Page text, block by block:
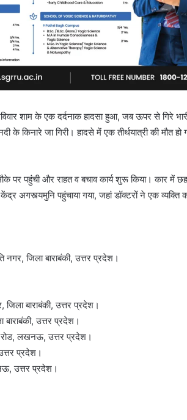
शाम के एक दर्दनाक हादसा हुआ, जब ऊपर से गिरे
किनारे जा गिरी। हादसे में एक तीर्थयात्री की मौत हो
पर पहुंची और राहत व बचाव कार्य शुरू किया। कार में
अगस्त्यमुनि पहुंचाया गया, जहां डॉक्टरों ने एक व्यक्ति
नगर, जिला बाराबंकी, उत्तर प्रदेश।
बाराबंकी, उत्तर प्रदेश।
उत्तर प्रदेश।
रोड, लखनऊ, उत्तर प्रदेश।
प्रदेश।
उत्तर प्रदेश।